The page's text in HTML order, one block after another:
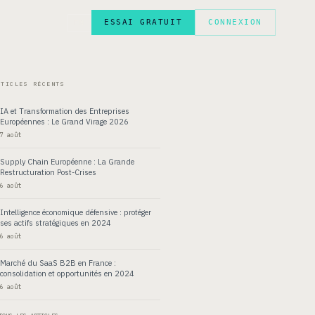
ESSAI GRATUIT CONNEXION
RÉCENTS
IA et Transformation des Entreprises
Européennes : Le Grand Virage 2026
7 août
Supply Chain Européenne : La Grande
Restructuration Post-Crises
6 août
Intelligence économique défensive : protéger
ses actifs stratégiques en 2024
6 août
Marché du SaaS B2B en France :
consolidation et opportunités en 2024
6 août